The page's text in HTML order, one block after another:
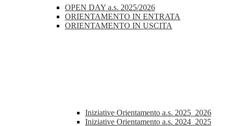
OPEN DAY a.s. 2025/2026
ORIENTAMENTO IN ENTRATA
ORIENTAMENTO IN USCITA
Iniziative Orientamento a.s. 2025_2026
Iniziative Orientamento a.s. 2024_2025